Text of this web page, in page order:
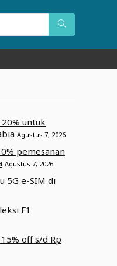
untuk
Agustus 7, 2026
pemesanan
Agustus 7, 2026
5G e-SIM di
F1
off s/d Rp